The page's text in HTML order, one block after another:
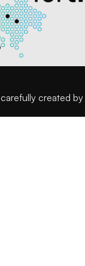
carefully created by